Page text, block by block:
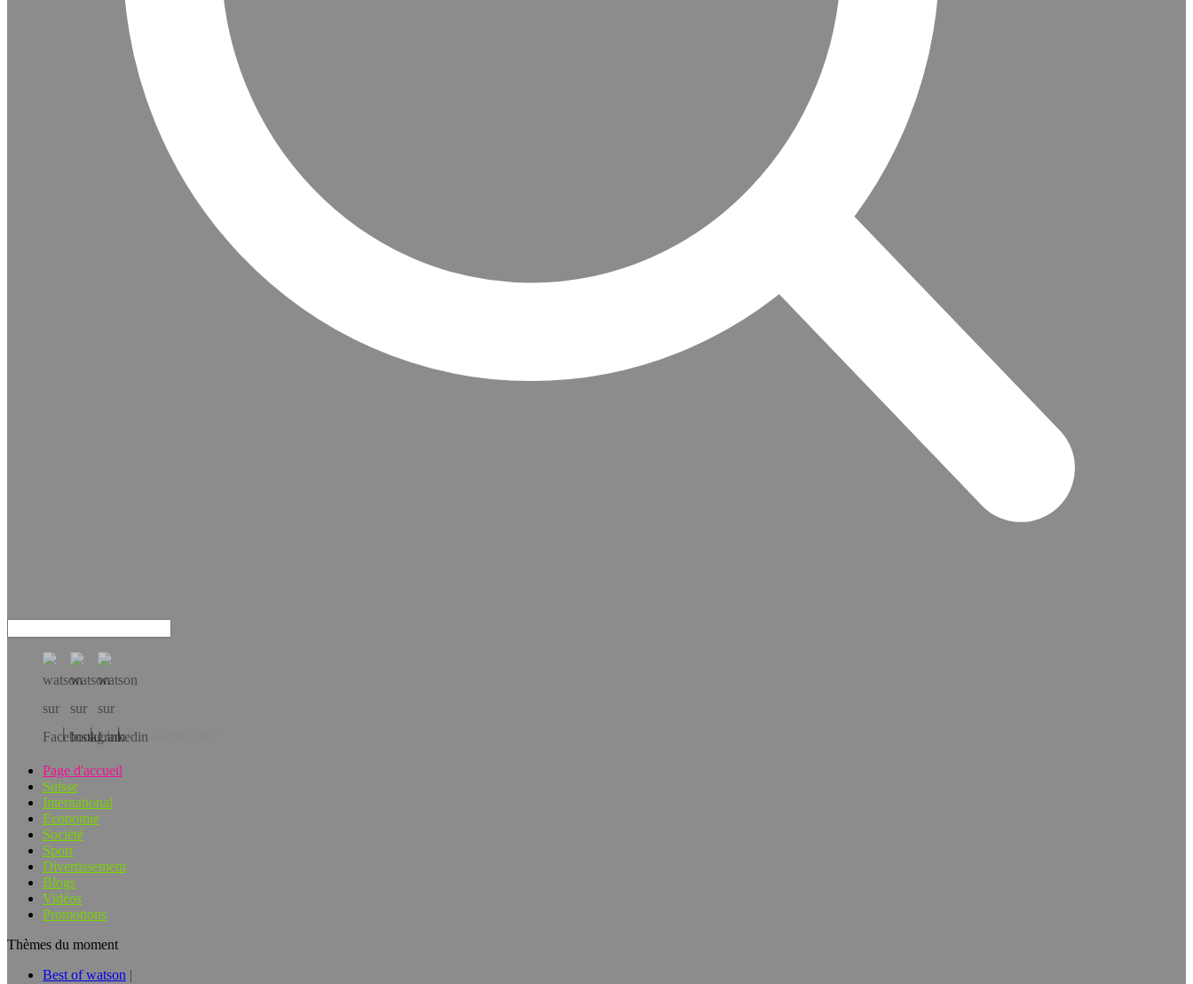
Téléchargez l’app!
Page d'accueil
Suisse
International
Economie
Société
Sport
Divertissement
Blogs
Vidéos
Promotions
Thèmes du moment
Best of watson